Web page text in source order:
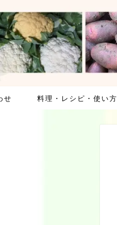
せ 料理・レシピ・使い方